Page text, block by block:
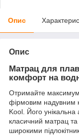
Опис
Опис
Матрац для
комфорт на
Отримайте максимум
фірмовим надувним
Kool. Його унікальна
класичний матрац та
широкими